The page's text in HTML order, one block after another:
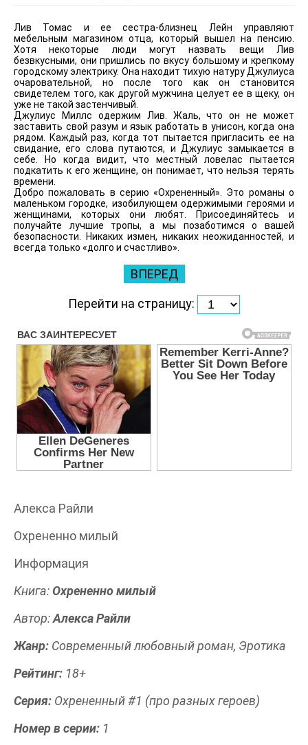
Лив Томас и ее сестра-близнец Лейн управляют
мебельным магазином отца, который вышел на пенсию.
Хотя некоторые люди могут назвать вещи Лив
безвкусными, они пришлись по вкусу большому и крепкому
городскому электрику. Она находит тихую натуру Джулиуса
очаровательной, но после того как он становится
свидетелем того, как другой мужчина целует ее в щеку, он
уже не такой застенчивый.
Джулиус Миллс одержим Лив. Жаль, что он не может
заставить свой разум и язык работать в унисон, когда она
рядом. Каждый раз, когда тот пытается пригласить ее на
свидание, его слова путаются, и Джулиус замыкается в
себе. Но когда видит, что местный ловелас пытается
подкатить к его женщине, он понимает, что нельзя терять
времени.
Добро пожаловать в серию «Охрененный». Это романы о
маленьком городке, изобилующем одержимыми героями и
женщинами, которых они любят. Присоединяйтесь и
получайте лучшие тропы, а мы позаботимся о вашей
безопасности. Никаких измен, никаких неожиданностей, и
всегда только «долго и счастливо».
ВПЕРЕД
Перейти на страницу:
Алекса Райли
Охрененно милый
Информация
Книга: Охрененно милый
Автор:Алекса Райли
Жанр: Современный любовный роман, Эротика
Рейтинг: 18+
Серия: Охрененный #1 (про разных героев)
Номер в серии: 1